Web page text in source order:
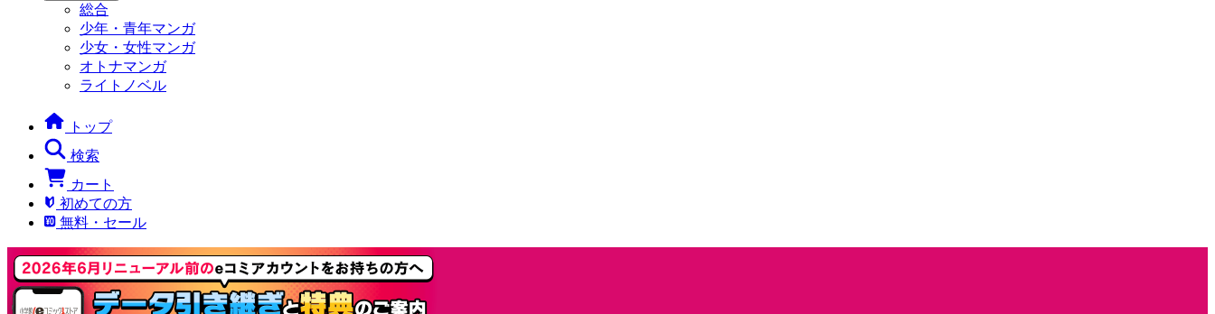
総合
少年・青年マンガ
少女・女性マンガ
オトナマンガ
ライトノベル
トップ
検索
カート
初めての方
無料・セール